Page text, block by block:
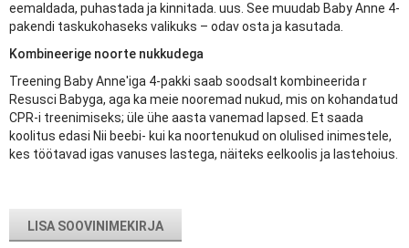
eemaldada, puhastada ja kinnitada. uus. See muudab Baby Anne 4-
pakendi taskukohaseks valikuks – odav osta ja kasutada.
Kombineerige noorte nukkudega
Treening Baby Anne'iga 4-pakki saab soodsalt kombineerida r
Resusci Babyga, aga ka meie nooremad nukud, mis on kohandatud
CPR-i treenimiseks; üle ühe aasta vanemad lapsed. Et saada
koolitus edasi Nii beebi- kui ka noortenukud on olulised inimestele,
kes töötavad igas vanuses lastega, näiteks eelkoolis ja lastehoius.
LISA SOOVINIMEKIRJA